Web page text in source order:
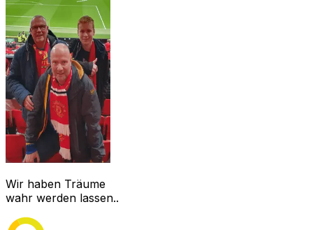
Wir haben Träume
wahr werden lassen..